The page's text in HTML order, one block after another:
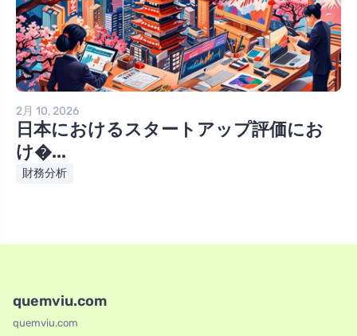
2月 10, 2026
日本におけるスタートアップ評価にお
け�...
財務分析
quemviu.com
quemviu.com